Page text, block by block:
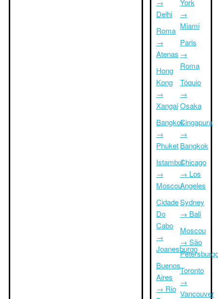
→
Delhi
Roma
→
Atenas
Hong
Kong
→
Xangai
Bangkok
→
Phuket
Istambul
→
Moscou
Cidade
Do
Cabo
→
Joanesburgo
Buenos
Aires
→ Rio
York
→
Miami
Paris
→
Roma
Tóquio
→
Osaka
Cingapura
→
Bangkok
Chicago
→ Los
Angeles
Sydney
→ Bali
Moscou
→ São
Toronto
→
Vancouver